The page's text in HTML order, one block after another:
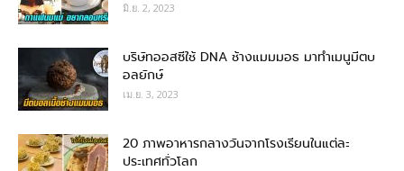
มิ.ย. 2, 2023
บริษัทออสซีใช้ DNA ช้างแมมมอธ มาทำเมนูมีตบ
อลยักษ์
เม.ย. 3, 2023
20 ภาพอาหารกลางวันจากโรงเรียนในแต่ละ
ประเทศทั่วโลก